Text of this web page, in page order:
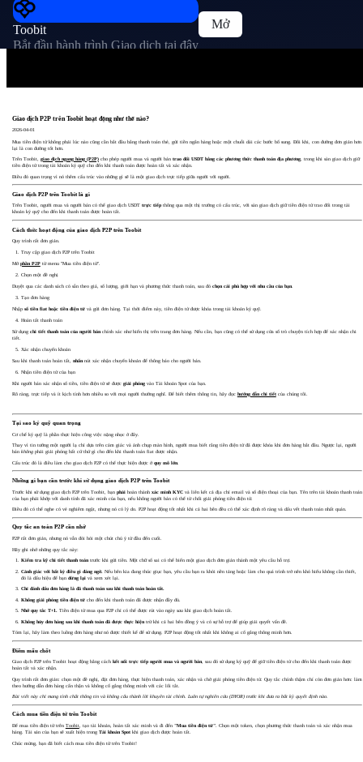
Toobit
Bắt đầu hành trình Giao dịch tại đây
Mở
Giao dịch P2P trên Toobit hoạt động như thế nào?
2026-04-01
Mua tiền điện tử không phải lúc nào cũng cần bắt đầu bằng thanh toán thẻ, gửi tiền ngân hàng hoặc một chuỗi dài các bước bổ sung. Đôi khi, con đường đơn giản hơn
lại là con đường tốt hơn.
Trên Toobit, giao dịch ngang hàng (P2P)cho phép người mua và người bán trao đổi USDT bằng các phương thức thanh toán địa phương, trong khi sàn giao dịch giữ
tiền điện tử trong tài khoản ký quỹ cho đến khi thanh toán được hoàn tất và xác nhận.
Điều đó quan trọng vì nó thêm cấu trúc vào những gì sẽ là một giao dịch trực tiếp giữa người với người.
Giao dịch P2P trên Toobit là gì
Trên Toobit, người mua và người bán có thể giao dịch USDT trực tiếpthông qua một thị trường có cấu trúc, với sàn giao dịch giữ tiền điện tử trao đổi trong tài
khoản ký quỹ cho đến khi thanh toán được hoàn tất.
Cách thức hoạt động của giao dịch P2P trên Toobit
Quy trình rất đơn giản.
Truy cập giao dịch P2P trên Toobit
Mởphần P2Ptừ menu "Mua tiền điện tử".
Chọn một đề nghị
Duyệt qua các danh sách có sẵn theo giá, số lượng, giới hạn và phương thức thanh toán, sau đó chọn cái phù hợp với nhu cầu của bạn.
Tạo đơn hàng
Nhập số tiền fiat hoặc tiền điện tửvà gửi đơn hàng. Tại thời điểm này, tiền điện tử được khóa trong tài khoản ký quỹ.
Hoàn tất thanh toán
Sử dụng chi tiết thanh toán của người bánchính xác như hiển thị trên trang đơn hàng. Nếu cần, bạn cũng có thể sử dụng cửa sổ trò chuyện tích hợp để xác nhận chi
tiết.
Xác nhận chuyển khoản
Sau khi thanh toán hoàn tất, nhấnnút xác nhận chuyển khoản để thông báo cho người bán.
Nhận tiền điện tử của bạn
Khi người bán xác nhận số tiền, tiền điện tử sẽ được giải phóngvào Tài khoản Spot của bạn.
Rõ ràng, trực tiếp và ít kịch tính hơn nhiều so với mọi người thường nghĩ. Để biết thêm thông tin, hãy đọc hướng dẫn chi tiếtcủa chúng tôi.
Tại sao ký quỹ quan trọng
Cơ chế ký quỹ là phần thực hiện công việc nặng nhọc ở đây.
Thay vì tin tưởng một người lạ chỉ dựa trên cảm giác và ảnh chụp màn hình, người mua biết rằng tiền điện tử đã được khóa khi đơn hàng bắt đầu. Ngược lại, người
bán khôngphải giải phóng bất cứ thứ gì cho đến khi thanh toán fiat được nhận.
Cấu trúc đó là điều làm cho giao dịch P2P có thể thực hiện được ởquy mô lớn.
Những gì bạn cần trước khi sử dụng giao dịch P2P trên Toobit
Trước khi sử dụng giao dịch P2P trên Toobit, bạn phảihoàn thành xác minh KYCvà liên kết cả địa chỉ email và số điện thoại của bạn. Tên trên tài khoản thanh toán
của bạn phải khớp với danh tính đã xác minh của bạn, nếu không người bán có thể từ chối giải phóng tiền điện tử.
Điều đó có thể nghe có vẻ nghiêm ngặt, nhưng nó có lý do. P2P hoạt động tốt nhất khi cả hai bên đều có thể xác định rõ ràng và dấu vết thanh toán nhất quán.
Quy tắc an toàn P2P cần nhớ
P2P rất đơn giản, nhưng nó vẫn đòi hỏi một chút chú ý từ đầu đến cuối.
Hãy ghi nhớ những quy tắc này:
Kiểm tra kỹ chi tiết thanh toántrước khi gửi tiền. Một chữ số sai có thể biến một giao dịch đơn giản thành một yêu cầu hỗ trợ.
Cảnh giác với bất kỳ điều gì đáng ngờ. Nếu bên kia đang thúc giục bạn, yêu cầu bạn ra khỏi nền tảng hoặc làm cho quá trình trở nên khó hiểu không cần thiết,
đó là dấu hiệu để bạn dừng lạivà xem xét lại.
Chỉ đánh dấu đơn hàng là đã thanh toán sau khi thanh toán hoàn tất.
Không giải phóng tiền điện tử cho đến khi thanh toán đã được nhận đầy đủ.
Nhớ quy tắc T+1.Tiền điện tử mua qua P2P chỉ có thể được rút vào ngày saukhi giao dịch hoàn tất.
Không hủy đơn hàng sau khi thanh toán đã được thực hiệntrừ khi cả hai bên đồng ý và có sự hỗ trợ để giúp giải quyết vấn đề.
Tóm lại, hãy làm theo luồng đơn hàng như nó được thiết kế để sử dụng. P2P hoạt động tốt nhất khi không ai cố gắng thông minh hơn.
Điểm mấu chốt
Giao dịch P2P trên Toobit hoạt động bằng cách kết nối trực tiếp người mua và người bán, sau đó sử dụng ký quỹ để giữ tiền điện tử cho đến khi thanh toán được
hoàn tất và xác nhận.
Quy trình rất đơn giản: chọn một đề nghị, đặt đơn hàng, thực hiện thanh toán, xác nhận và chờ giải phóng tiền điện tử. Quy tắc chính thậm chí còn đơn giản hơn: làm
theo hướng dẫn đơn hàng cẩn thận và không cố gắng thông minh với các lối tắt.
Bài viết này chỉ mang tính chất thông tin và không cấu thành lời khuyên tài chính. Luôn tự nghiên cứu (DYOR) trước khi đưa ra bất kỳ quyết định nào.
Cách mua tiền điện tử trên Toobit
Để mua tiền điện tử trên Toobit, tạo tài khoản, hoàn tất xác minh và đi đến "Mua tiền điện tử". Chọn một token, chọn phương thức thanh toán và xác nhận mua
hàng. Tài sản của bạn sẽ xuất hiện trong Tài khoản Spotkhi giao dịch được hoàn tất.
Chúc mừng, bạn đã biết cách mua tiền điện tử trên Toobit!